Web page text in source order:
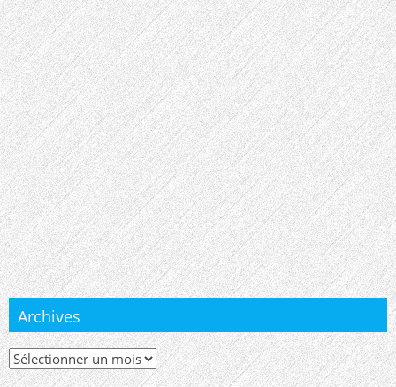
Archives
Archives